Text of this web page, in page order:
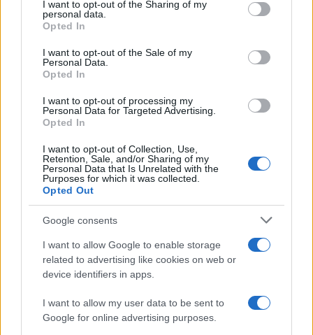
not limited to your visit or usage behaviour. You may click to
grant or deny consent to Google and its third-party tags to
use your data for below specified purposes in below Google
consent section.
I want to opt-out of the Sharing of my
personal data.
Opted In
I want to opt-out of the Sale of my
Personal Data.
Opted In
I want to opt-out of processing my
Personal Data for Targeted Advertising.
Opted In
I want to opt-out of Collection, Use,
Retention, Sale, and/or Sharing of my
Personal Data that Is Unrelated with the
Purposes for which it was collected.
Opted Out
Google consents
I want to allow Google to enable storage
related to advertising like cookies on web or
device identifiers in apps.
I want to allow my user data to be sent to
Google for online advertising purposes.
per proteggere la continuità aziendale.
AUTORE
Emanuele Tassinari
Emanuele Tassinari, restauratore torinese,
trasformò il recupero di un portone
settecentesco in un caso-studio pubblicato: in
redazione guida le rubriche sul restauro e le
tecniche tradizionali. Tiene un diario tecnico
con annotazioni sulle finiture storiche che usa